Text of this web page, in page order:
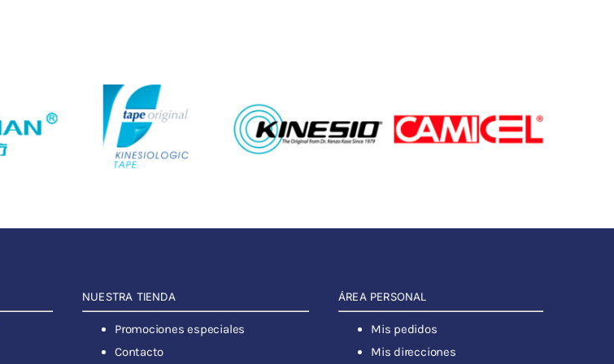
NUESTRA TIENDA
Promociones especiales
Contacto
ÁREA PERSONAL
Mis pedidos
Mis direcciones